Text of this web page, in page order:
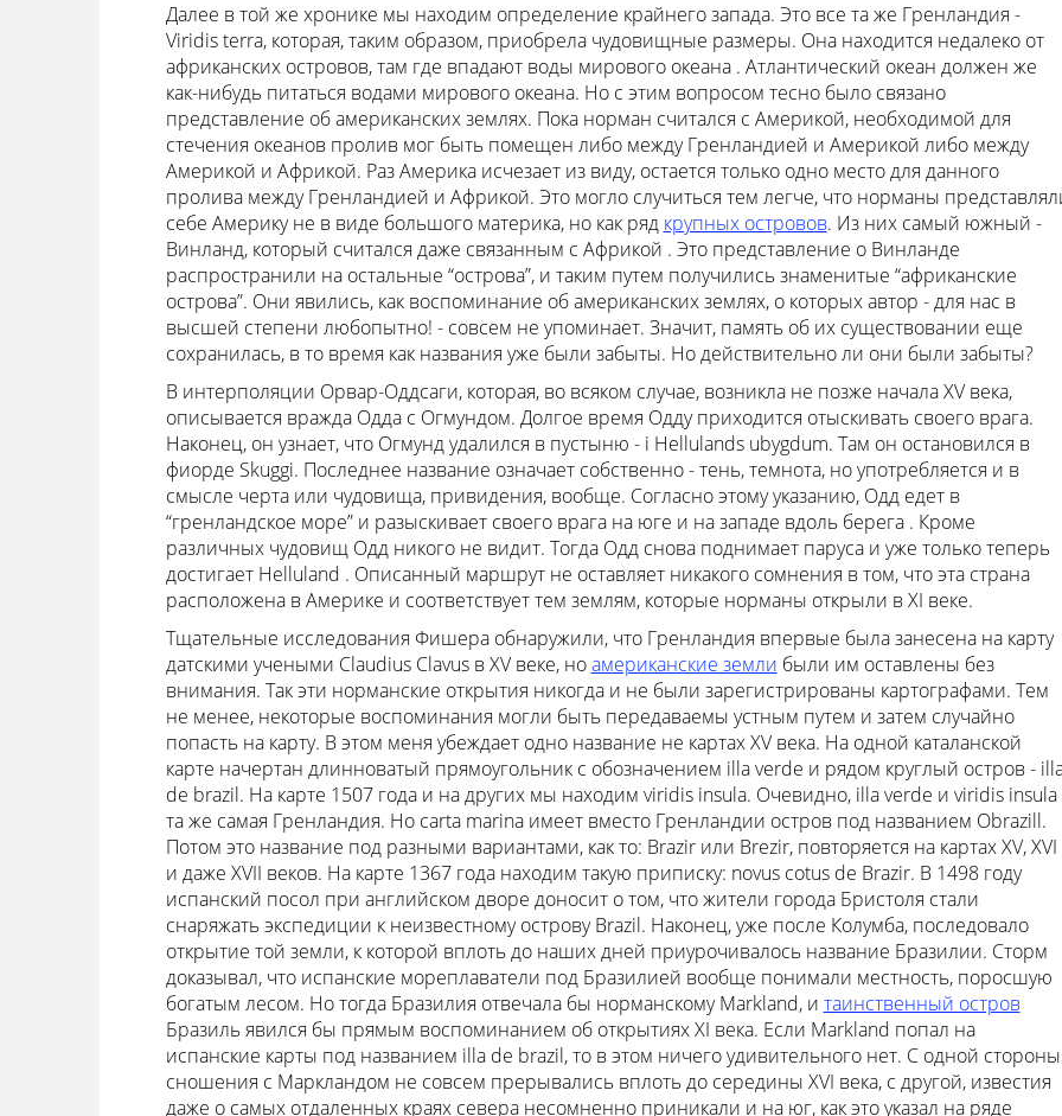
Далее в той же хронике мы находим определение крайнего запада. Это все та же Гренландия -
Viridis terra, которая, таким образом, приобрела чудовищные размеры. Она находится недалеко от
африканских островов, там где впадают воды мирового океана . Атлантический океан должен же
как-нибудь питаться водами мирового океана. Но с этим вопросом тесно было связано
представление об американских землях. Пока норман считался с Америкой, необходимой для
стечения океанов пролив мог быть помещен либо между Гренландией и Америкой либо между
Америкой и Африкой. Раз Америка исчезает из виду, остается только одно место для данного
пролива между Гренландией и Африкой. Это могло случиться тем легче, что норманы
себе Америку не в виде большого материка, но как ряд крупных островов. Из них самый южный -
Винланд, который считался даже связанным с Африкой . Это представление о Винланде
распространили на остальные “острова”, и таким путем получились знаменитые “африканские
острова”. Они явились, как воспоминание об американских землях, о которых автор - для нас в
высшей степени любопытно! - совсем не упоминает. Значит, память об их существовании еще
сохранилась, в то время как названия уже были забыты. Но действительно ли они были забыты?
В интерполяции Орвар-Оддсаги, которая, во всяком случае, возникла не позже начала XV века,
описывается вражда Одда с Огмундом. Долгое время Одду приходится отыскивать своего врага.
Наконец, он узнает, что Огмунд удалился в пустыню - i Hellulands ubygdum. Там он остановился в
фиорде Skuggi. Последнее название означает собственно - тень, темнота, но употребляется и в
смысле черта или чудовища, привидения, вообще. Согласно этому указанию, Одд едет в
“гренландское море” и разыскивает своего врага на юге и на западе вдоль берега . Кроме
различных чудовищ Одд никого не видит. Тогда Одд снова поднимает паруса и уже только теперь
достигает Helluland . Описанный маршрут не оставляет никакого сомнения в том, что эта страна
расположена в Америке и соответствует тем землям, которые норманы открыли в XI веке.
Тщательные исследования Фишера обнаружили, что Гренландия впервые была занесена на карту
датскими учеными Claudius Clavus в XV веке, ноамериканские земли были им оставлены без
внимания. Так эти норманские открытия никогда и не были зарегистрированы картографами. Тем
не менее, некоторые воспоминания могли быть передаваемы устным путем и затем случайно
попасть на карту. В этом меня убеждает одно название не картах XV века. На одной каталанской
карте начертан длинноватый прямоугольник с обозначением illa verde и рядом круглый остров -
de brazil. На карте 1507 года и на других мы находим viridis insula. Очевидно, illa verde и viridis insula
та же самая Гренландия. Но carta marina имеет вместо Гренландии остров под названием Obrazill.
Потом это название под разными вариантами, как то: Brazir или Brezir, повторяется на картах XV, XVI
и даже XVII веков. На карте 1367 года находим такую приписку: novus cotus de Brazir. В 1498 году
испанский посол при английском дворе доносит о том, что жители города Бристоля стали
снаряжать экспедиции к неизвестному острову Brazil. Наконец, уже после Колумба, последовало
открытие той земли, к которой вплоть до наших дней приурочивалось название Бразилии. Сторм
доказывал, что испанские мореплаватели под Бразилией вообще понимали местность, поросшую
богатым лесом. Но тогда Бразилия отвечала бы норманскому Markland, и таинственный остров
Бразиль явился бы прямым воспоминанием об открытиях XI века. Если Markland попал на
испанские карты под названием illa de brazil, то в этом ничего удивительного нет. С одной стороны
сношения с Маркландом не совсем прерывались вплоть до середины XVI века, с другой, известия
даже о самых отдаленных краях севера несомненно приникали и на юг, как это указал на ряде